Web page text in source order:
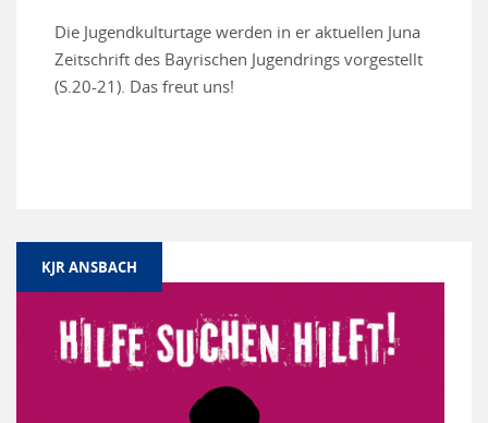
Die Jugendkulturtage werden in er aktuellen Juna
Zeitschrift des Bayrischen Jugendrings vorgestellt
(S.20-21). Das freut uns!
KJR ANSBACH